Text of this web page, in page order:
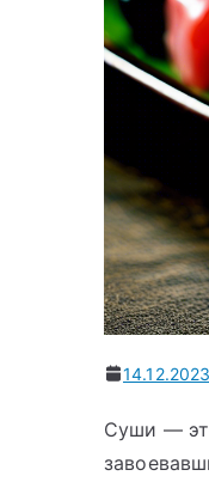
14.12.2023
Суши —